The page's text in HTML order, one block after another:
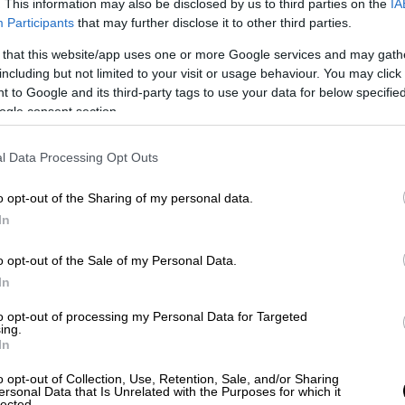
This information may also be disclosed by us to third parties on the
Participants that may further disclose it to other third parties.
that this website/app uses one or more Google services and may
but not limited to your visit or usage behaviour. You may
to Google and its third-party tags to use your data for below
consent section.
Data Processing Opt Outs
opt-out of the Sharing of my personal data.
opt-out of the Sale of my Personal Data.
opt-out of processing my Personal Data for Targeted
opt-out of Collection, Use, Retention, Sale, and/or Sharing
Data that Is Unrelated with the Purposes for which it
θέσεις ευθύνης στην ΚΟ
Φάμελλος
του Τσίπρα
για την προεδρία
στην Κεντρική Επιτροπή, καθώς εκεί
χθες έπειτα από ψηφοφορίες η
επτά ολόκληρες ώρες, χωρίς την
οργάνου επιβεβαίωσαν κατά
του κόμματος Ράνια Σβίγκου για